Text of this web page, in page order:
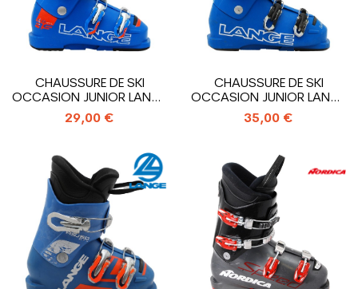
CHAUSSURE DE SKI
OCCASION JUNIOR LANGE
RS 60 RTL_4...
29,00 €
CHAUSSURE DE SKI
OCCASION JUNIOR LANGE
RSJ 60R_4...
35,00 €